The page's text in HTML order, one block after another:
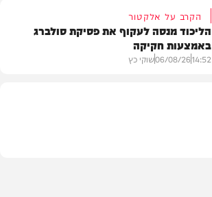
הקרב על אלקטור
הליכוד מנסה לעקוף את פסיקת סולברג
באמצעות חקיקה
14:52
06/08/26שוקי כץ